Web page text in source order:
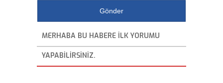
MERHABA BU HABERE ILK YORUMU
YAPABILIRSINIZ.